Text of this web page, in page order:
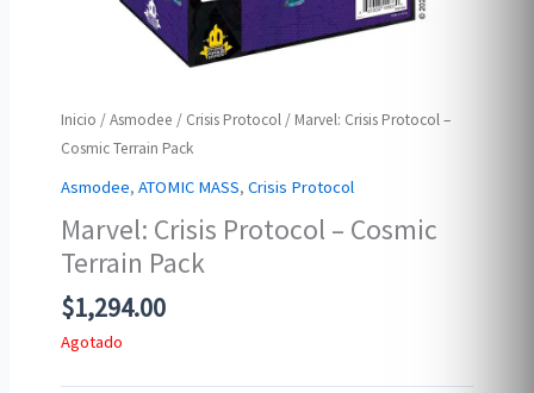
Inicio /Asmodee / Crisis Protocol / Marvel: Crisis Protocol –
Cosmic Terrain Pack
Asmodee,ATOMIC MASS,Crisis Protocol
Marvel: Crisis Protocol – Cosmic
Terrain Pack
$1,294.00
Agotado